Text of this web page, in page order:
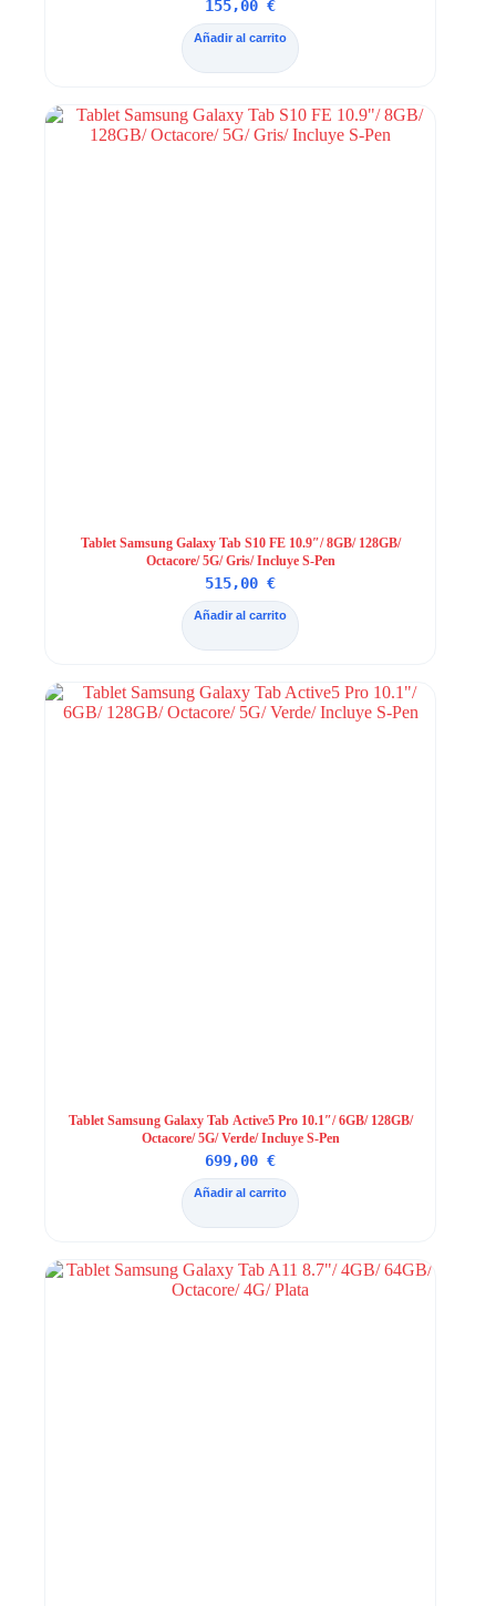
155,00€
Añadir al carrito
Tablet Samsung Galaxy Tab S10 FE 10.9″/ 8GB/ 128GB/
Octacore/ 5G/ Gris/ Incluye S-Pen
515,00€
Añadir al carrito
Tablet Samsung Galaxy Tab Active5 Pro 10.1″/ 6GB/ 128GB/
Octacore/ 5G/ Verde/ Incluye S-Pen
699,00€
Añadir al carrito